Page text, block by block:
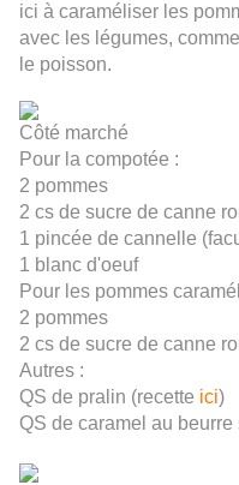
ici à caraméliser les
avec les légumes,
le poisson.
Côté marché
Pour la compotée :
2 pommes
2 cs de sucre de canne
1 pincée de cannelle
1 blanc d'oeuf
Pour les pommes
2 pommes
2 cs de sucre de canne
Autres :
QS de pralin (recette ici)
QS de caramel au beurre